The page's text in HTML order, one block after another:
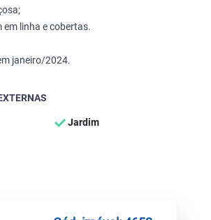
em linha e cobertas.
janeiro/2024.
Jardim